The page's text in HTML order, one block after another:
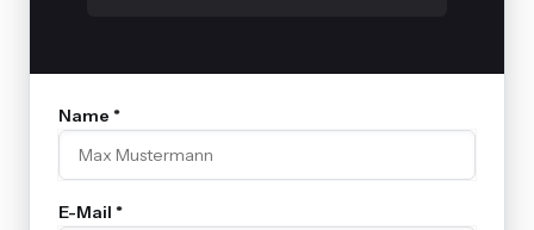
Name *
E-Mail *